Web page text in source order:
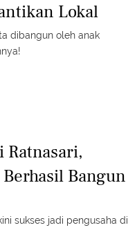
Lokal
dibangun oleh anak
Ratnasari,
Bangun
sukses jadi pengusaha di